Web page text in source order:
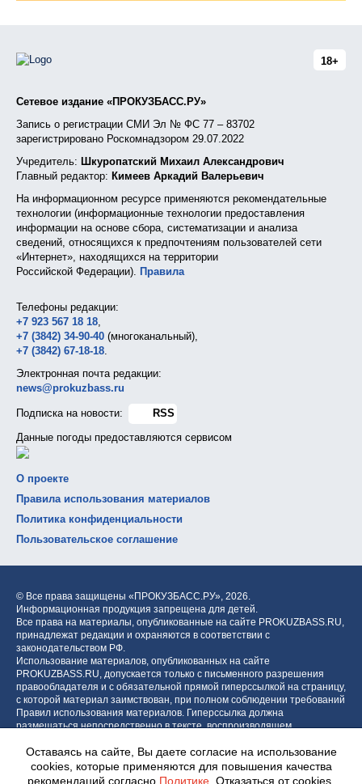
18+
Сетевое издание «ПРОКУЗБАСС.РУ»
Запись о регистрации СМИ Эл № ФС 77 – 83702
зарегистрировано Роскомнадзором 29.07.2022
Учредитель: Шкуропатский Михаил Александрович
Главный редактор: Кимеев Аркадий Валерьевич
На информационном ресурсе применяются рекомендательные
технологии (информационные технологии предоставления
информации на основе сбора, систематизации и анализа
сведений, относящихся к предпочтениям пользователей сети
«Интернет», находящихся на территории
Российской Федерации). Правила
Телефоны редакции:
+7 923 567 18 18
+7 (3842) 34-90-40 (многоканальный),
+7 (3842) 67-18-18
Электронная почта редакции:
news@prokuzbass.ru
Подписка на новости:
RSS
Данные погоды предоставляются сервисом
О проекте
Правила использования материалов
Политика конфиденциальности
Пользовательское соглашение
© Все права защищены «ПРОКУЗБАСС.РУ», 2026.
Информационная продукция запрещена для детей.
Все права на материалы, опубликованные на сайте PROKUZBASS.RU,
принадлежат редакции и охраняются в соответствии с
законодательством РФ.
Использование материалов, опубликованных на сайте
PROKUZBASS.RU, допускается только с письменного разрешения
правообладателя и с обязательной прямой гиперссылкой на страницу,
с которой материал заимствован, при полном соблюдении требований
Правил использования материалов. Гиперссылка должна
размещаться непосредственно в тексте, воспроизводящем
блока.
Оставаясь на сайте, Вы даете согласие на использование
cookies, которые применяются для повышения качества
рекомендаций согласно Политике . Отказаться от cookies,